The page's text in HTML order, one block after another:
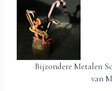
Bijzondere Metalen
van